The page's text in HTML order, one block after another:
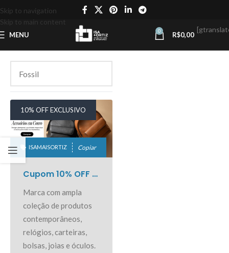
Skip to navigation
Skip to main content
MENU 0 R$0,00
10% OFF EXCLUSIVO
ISAMAISORTIZ Copiar
Cupom 10% OFF na Fossil
Marca com ampla
coleção de produtos
contemporâneos,
relógios, carteiras,
bolsas, joias e óculos.